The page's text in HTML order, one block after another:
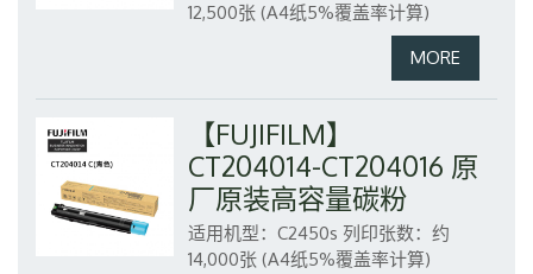
12,500张 (A4纸5%覆盖率计算)
【FUJIFILM】
CT204014-CT204016 原
厂原装高容量碳粉
适用机型：C2450s 列印张数：约
14,000张 (A4纸5%覆盖率计算)